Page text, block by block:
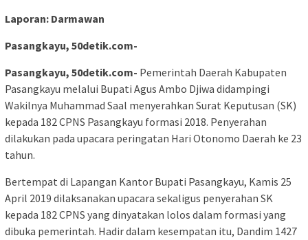
Laporan: Darmawan
Pasangkayu, 50detik.com-
Pasangkayu, 50detik.com- Pemerintah Daerah Kabupaten
Pasangkayu melalui Bupati Agus Ambo Djiwa didampingi
Wakilnya Muhammad Saal menyerahkan Surat Keputusan (SK)
kepada 182 CPNS Pasangkayu formasi 2018. Penyerahan
dilakukan pada upacara peringatan Hari Otonomo Daerah ke 23
tahun.
Bertempat di Lapangan Kantor Bupati Pasangkayu, Kamis 25
April 2019 dilaksanakan upacara sekaligus penyerahan SK
kepada 182 CPNS yang dinyatakan lolos dalam formasi yang
dibuka pemerintah. Hadir dalam kesempatan itu, Dandim 1427